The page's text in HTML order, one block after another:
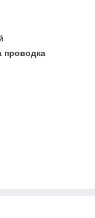
проводка